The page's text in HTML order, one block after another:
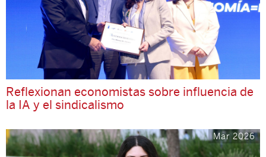
Reflexionan economistas sobre influencia de
la IA y el sindicalismo
Mar 2026